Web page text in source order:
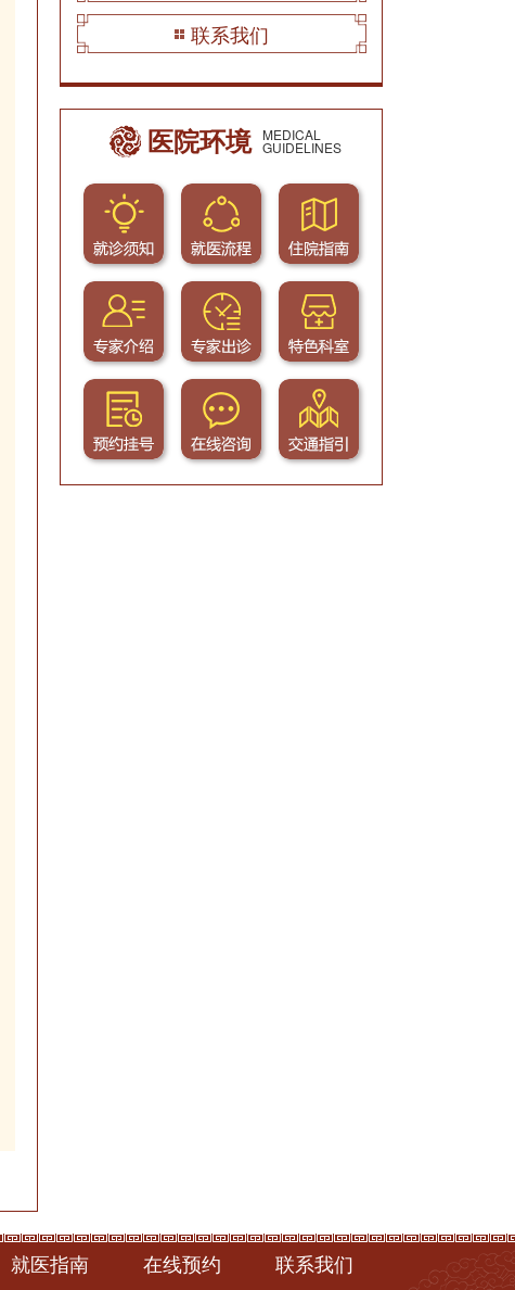
联系我们
医院环境 MEDICAL
GUIDELINES
就医指南 在线预约 联系我们